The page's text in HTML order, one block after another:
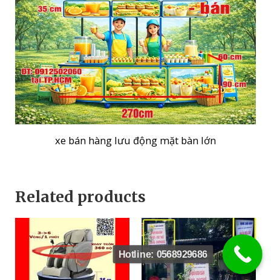
xe bán hàng lưu động mặt bàn lớn
Related products
Hotline: 0568929686